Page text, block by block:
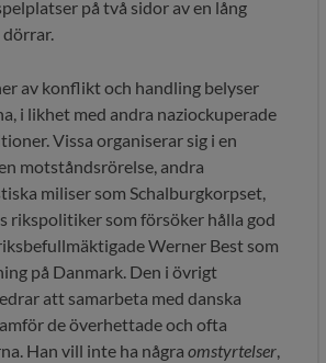
på två sidor av en lång
av konflikt och handling belyser
i likhet med andra naziockuperade
Vissa organiserar sig i en
motståndsrörelse, andra
miliser som Schalburgkorpset,
rikspolitiker som försöker hålla god
Werner Best som
på Danmark. Den i övrigt
att samarbeta med danska
de överhettade och ofta
Han vill inte ha några omstyrtelser